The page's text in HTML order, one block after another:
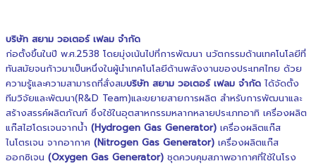
บริษัท สยาม วอเตอร์ เฟลม จำกัด
ก่อตั้งขึ้นในปี พ.ศ.2538 โดยมุ่งเน้นไปที่การพัฒนา นวัตกรรมด้านเทคโนโลยีที่
ทันสมัยจนก้าวมาเป็นหนึ่งในผู้นำเทคโนโลยีด้านพลังงานของประเทศไทย ด้วย
ความรู้และความสามารถที่สั่งสมบริษัท สยาม วอเตอร์ เฟลม จำกัด ได้จัดตั้ง
ทีมวิจัยและพัฒนา(R&D Team)และขยายสายการผลิต สำหรับการพัฒนาและ
สร้างสรรค์ผลิตภัณฑ์ ซึ่งใช้ในอุตสาหกรรมหลากหลายประเภทอาทิ เครื่องผลิต
แก๊สไฮโดรเจนจากน้ำ (Hydrogen Gas Generator) เครื่องผลิตแก๊ส
ไนโตรเจน จากอากาศ (Nitrogen Gas Generator) เครื่องผลิตแก๊ส
ออกซิเจน (Oxygen Gas Generator) ชุดควบคุมสภาพอากาศที่ใช้ในโรง